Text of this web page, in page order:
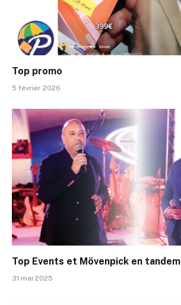
Top promo
5 février 2026
Top Events et Mövenpick en tandem
31 mai 2025